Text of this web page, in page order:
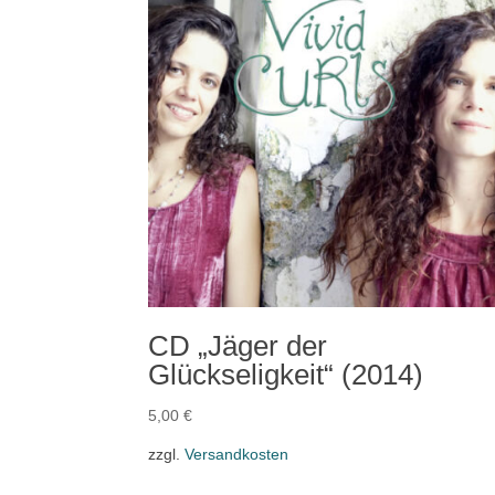
CD „Jäger der
Glückseligkeit“ (2014)
5,00€
zzgl.Versandkosten